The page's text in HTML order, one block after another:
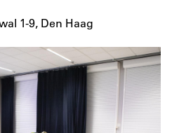
1-9, Den Haag